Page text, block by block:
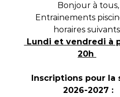
Bonjour à tous,
Entrainements
horaires suivants
Lundi et vendredi à
20h
Inscriptions pour la
2026-2027 :